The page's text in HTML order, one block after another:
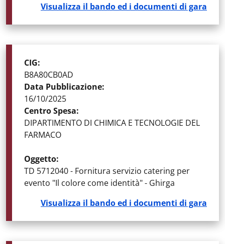
Visualizza il bando ed i documenti di gara
STATO DELLA GARA
CIG:
B8A80CB0AD
Data Pubblicazione:
16/10/2025
Centro Spesa:
DIPARTIMENTO DI CHIMICA E TECNOLOGIE DEL
FARMACO
Oggetto:
TD 5712040 - Fornitura servizio catering per
evento "Il colore come identità" - Ghirga
Visualizza il bando ed i documenti di gara